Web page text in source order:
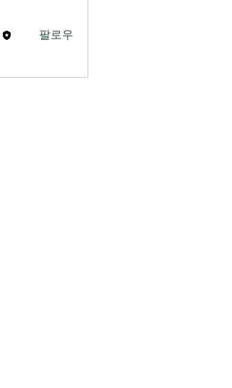
팔로우